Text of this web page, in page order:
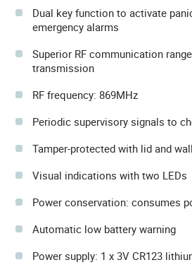
Dual key function to activate
emergency alarms
Superior RF communication
transmission
RF frequency: 869MHz
Periodic supervisory signals to
Tamper-protected with lid and
Visual indications with two LEDs
Power conservation: consumes
Automatic low battery warning
Power supply: 1 x 3V CR123